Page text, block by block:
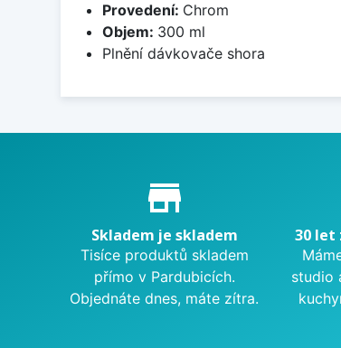
Provedení: Chrom
Objem: 300 ml
Plnění dávkovače shora
Proč nakupovat u nás?
store_mall_directory
Skladem je skladem
Tisíce produktů skladem
přímo v Pardubicích.
Objednáte dnes, máte zítra.
30 let
studio